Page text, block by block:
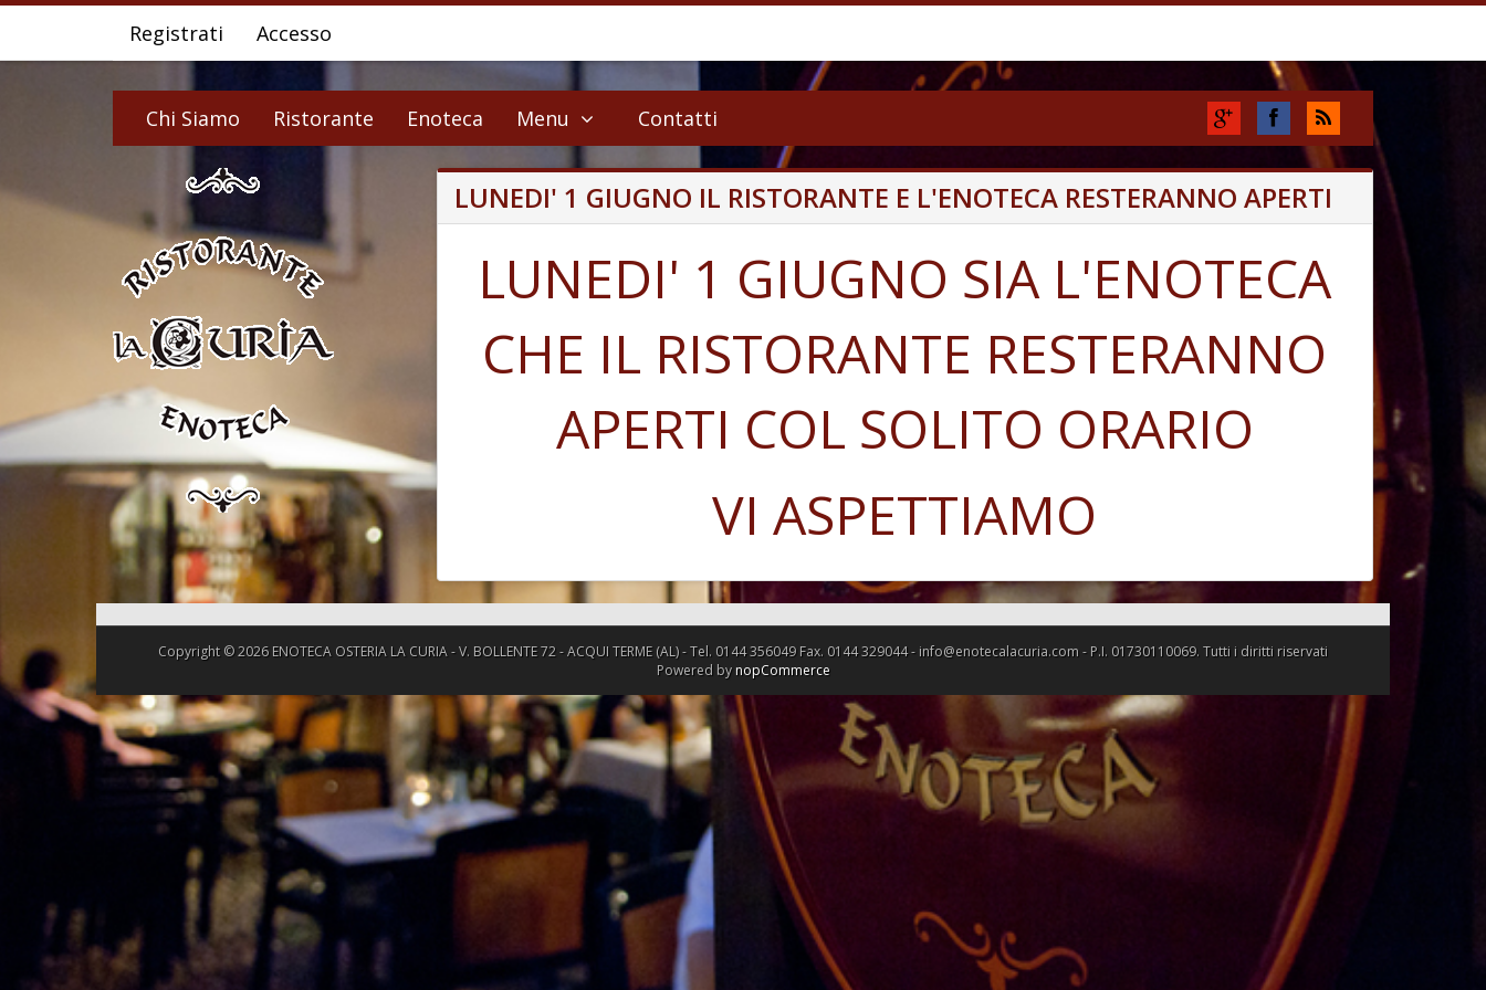
Registrati Accesso
Chi Siamo Ristorante Enoteca Menu Contatti
LUNEDI' 1 GIUGNO IL RISTORANTE E L'ENOTECA RESTERANNO APERTI
LUNEDI' 1 GIUGNO SIA L'ENOTECA
CHE IL RISTORANTE RESTERANNO
APERTI COL SOLITO ORARIO
VI ASPETTIAMO
Copyright © 2026 ENOTECA OSTERIA LA CURIA - V. BOLLENTE 72 - ACQUI TERME (AL) - Tel. 0144 356049 Fax. 0144 329044 - info@enotecalacuria.com - P.I. 01730110069. Tutti i diritti riservati
Powered by nopCommerce